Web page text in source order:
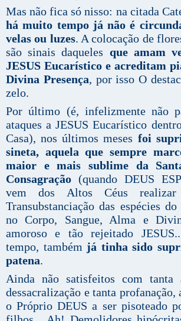
Mas não fica só nisso: na citada
há muito tempo já não é
velas ou luzes. A colocação de
são sinais daqueles que amam
JESUS Eucarístico e acreditam
Divina Presença, por isso O
zelo.
Por último (é, infelizmente não
ataques a JESUS Eucarístico
Casa), nos últimos meses foi
sineta, aquela que sempre
maior e mais sublime da
Consagração (quando DEUS
vem dos Altos Céus realizar
Transubstanciação das espécies
no Corpo, Sangue, Alma e
amoroso e tão rejeitado
tempo, também já tinha sido
patena.
Ainda não satisfeitos com tanta
dessacralização e tanta profanação,
o Próprio DEUS a ser pisoteado